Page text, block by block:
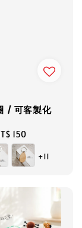
/ 可客製化
150
+11